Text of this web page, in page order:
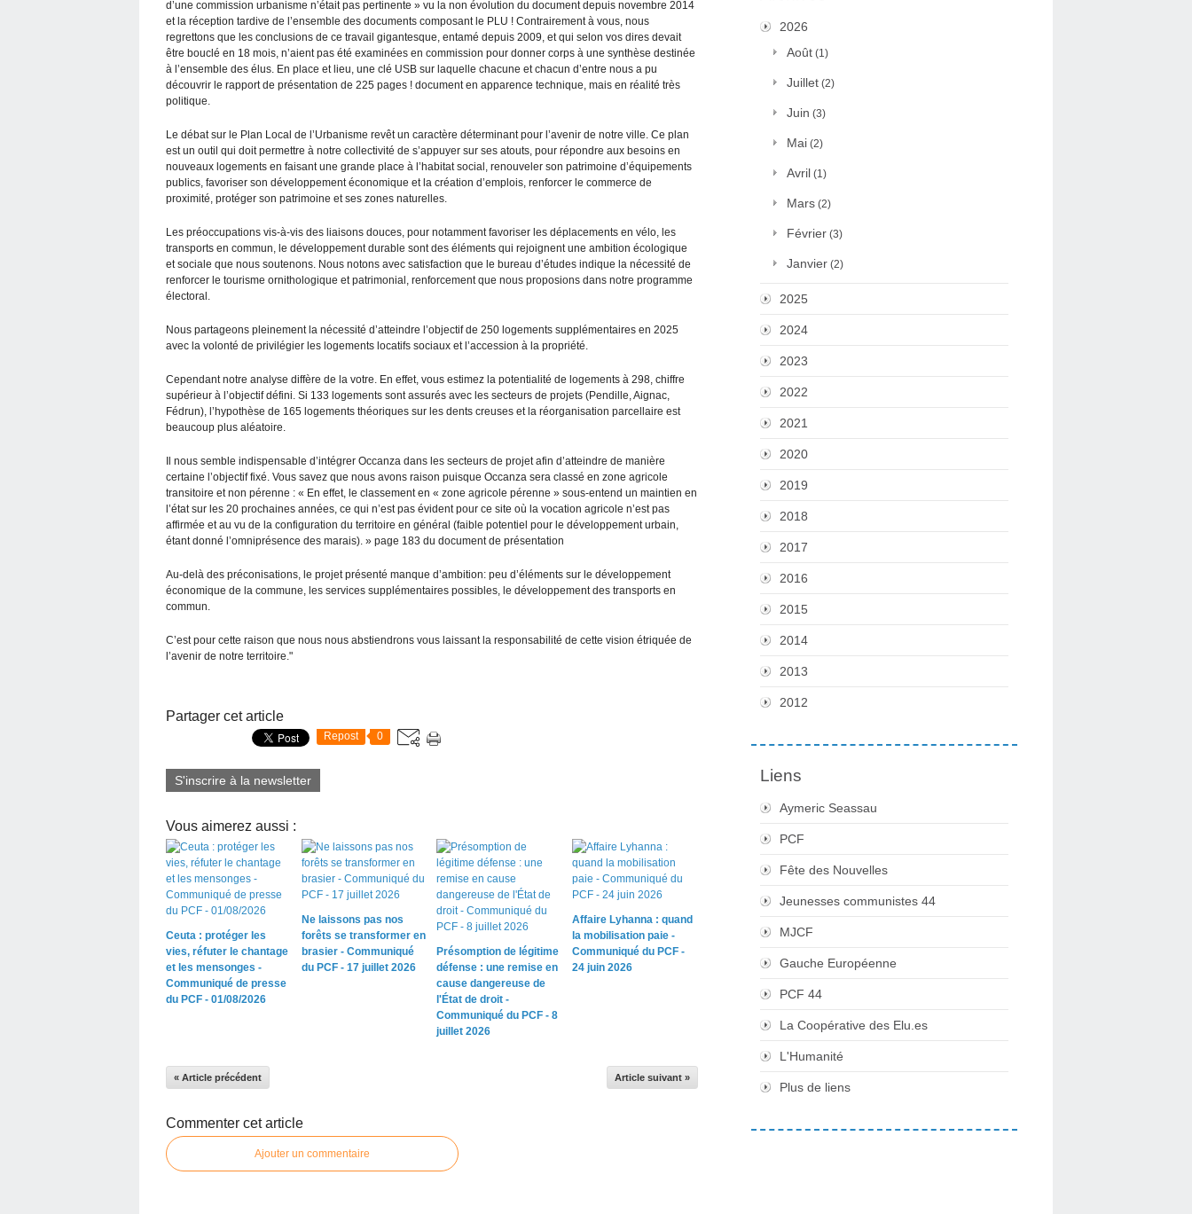
d’une commission urbanisme n’était pas pertinente » vu la non évolution du document depuis novembre 2014
et la réception tardive de l’ensemble des documents composant le PLU ! Contrairement à vous, nous
regrettons que les conclusions de ce travail gigantesque, entamé depuis 2009, et qui selon vos dires devait
être bouclé en 18 mois, n’aient pas été examinées en commission pour donner corps à une synthèse destinée
à l’ensemble des élus. En place et lieu, une clé USB sur laquelle chacune et chacun d’entre nous a pu
découvrir le rapport de présentation de 225 pages ! document en apparence technique, mais en réalité très
politique.
Le débat sur le Plan Local de l’Urbanisme revêt un caractère déterminant pour l’avenir de notre ville. Ce plan
est un outil qui doit permettre à notre collectivité de s’appuyer sur ses atouts, pour répondre aux besoins en
nouveaux logements en faisant une grande place à l’habitat social, renouveler son patrimoine d’équipements
publics, favoriser son développement économique et la création d’emplois, renforcer le commerce de
proximité, protéger son patrimoine et ses zones naturelles.
Les préoccupations vis-à-vis des liaisons douces, pour notamment favoriser les déplacements en vélo, les
transports en commun, le développement durable sont des éléments qui rejoignent une ambition écologique
et sociale que nous soutenons. Nous notons avec satisfaction que le bureau d’études indique la nécessité de
renforcer le tourisme ornithologique et patrimonial, renforcement que nous proposions dans notre programme
électoral.
Nous partageons pleinement la nécessité d’atteindre l’objectif de 250 logements supplémentaires en 2025
avec la volonté de privilégier les logements locatifs sociaux et l’accession à la propriété.
Cependant notre analyse diffère de la votre. En effet, vous estimez la potentialité de logements à 298, chiffre
supérieur à l’objectif défini. Si 133 logements sont assurés avec les secteurs de projets (Pendille, Aignac,
Fédrun), l’hypothèse de 165 logements théoriques sur les dents creuses et la réorganisation parcellaire est
beaucoup plus aléatoire.
Il nous semble indispensable d’intégrer Occanza dans les secteurs de projet afin d’atteindre de manière
certaine l’objectif fixé. Vous savez que nous avons raison puisque Occanza sera classé en zone agricole
transitoire et non pérenne : « En effet, le classement en « zone agricole pérenne » sous-entend un maintien en
l’état sur les 20 prochaines années, ce qui n’est pas évident pour ce site où la vocation agricole n’est pas
affirmée et au vu de la configuration du territoire en général (faible potentiel pour le développement urbain,
étant donné l’omniprésence des marais). » page 183 du document de présentation
Au-delà des préconisations, le projet présenté manque d’ambition: peu d’éléments sur le développement
économique de la commune, les services supplémentaires possibles, le développement des transports en
commun.
C’est pour cette raison que nous nous abstiendrons vous laissant la responsabilité de cette vision étriquée de
l’avenir de notre territoire."
Partager cet article
Repost 0
S'inscrire à la newsletter
Vous aimerez aussi :
Ceuta : protéger les
vies, réfuter le chantage
et les mensonges -
Communiqué de presse
du PCF - 01/08/2026
Ne laissons pas nos
forêts se transformer en
brasier - Communiqué
du PCF - 17 juillet 2026
Présomption de légitime
défense : une remise en
cause dangereuse de
l'État de droit -
Communiqué du PCF - 8
juillet 2026
Affaire Lyhanna : quand
la mobilisation paie -
Communiqué du PCF -
24 juin 2026
« Article précédent Article suivant »
Commenter cet article
Ajouter un commentaire
2026
Août (1)
Juillet (2)
Juin (3)
Mai (2)
Avril (1)
Mars (2)
Février (3)
Janvier (2)
2025
2024
2023
2022
2021
2020
2019
2018
2017
2016
2015
2014
2013
2012
Liens
Aymeric Seassau
PCF
Fête des Nouvelles
Jeunesses communistes 44
MJCF
Gauche Européenne
PCF 44
La Coopérative des Elu.es
L'Humanité
Plus de liens